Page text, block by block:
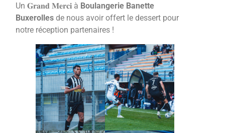
Un 𝐆𝐫𝐚𝐧𝐝 𝐌𝐞𝐫𝐜𝐢 à Boulangerie Banette
Buxerolles de nous avoir offert le dessert pour
notre réception partenaires !